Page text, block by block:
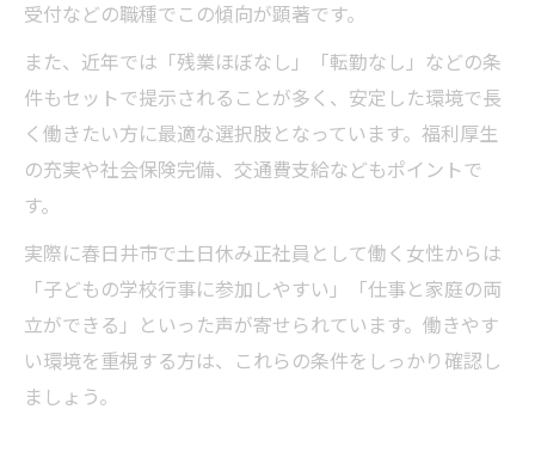
受付などの職種でこの傾向が顕著です。
また、近年では「残業ほぼなし」「転勤なし」などの条
件もセットで提示されることが多く、安定した環境で長
く働きたい方に最適な選択肢となっています。福利厚生
の充実や社会保険完備、交通費支給などもポイントで
す。
実際に春日井市で土日休み正社員として働く女性からは
「子どもの学校行事に参加しやすい」「仕事と家庭の両
立ができる」といった声が寄せられています。働きやす
い環境を重視する方は、これらの条件をしっかり確認し
ましょう。